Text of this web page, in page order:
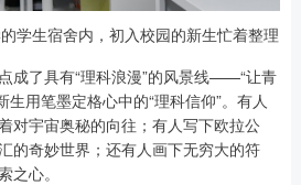
学生宿舍内，初入校园的新生忙着整理
成了具有“理科浪漫”的风景线——“让青
生用笔墨定格心中的“理科信仰”。有人
对宇宙奥秘的向往；有人写下欧拉公
的奇妙世界；还有人画下无穷大的符
之心。